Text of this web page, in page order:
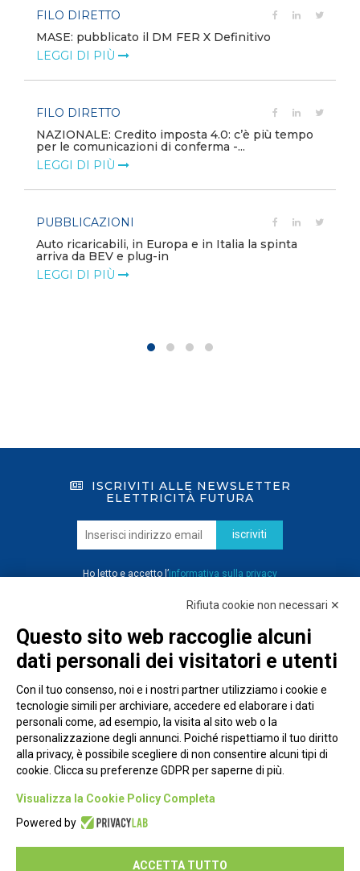
FILO DIRETTO
MASE: pubblicato il DM FER X Definitivo
LEGGI DI PIÙ
FILO DIRETTO
NAZIONALE: Credito imposta 4.0: c’è più tempo
per le comunicazioni di conferma -...
LEGGI DI PIÙ
PUBBLICAZIONI
Auto ricaricabili, in Europa e in Italia la spinta
arriva da BEV e plug-in
LEGGI DI PIÙ
ISCRIVITI ALLE NEWSLETTER
ELETTRICITÀ FUTURA
iscriviti
Ho letto e accetto l’informativa sulla privacy
Piazza Alessandria, 24 - 00198 Roma
Privacy Policy
Rifiuta cookie non necessari ✕
Questo sito web raccoglie alcuni
dati personali dei visitatori e utenti
Con il tuo consenso, noi e i nostri partner utilizziamo i cookie e
tecnologie simili per archiviare, accedere ed elaborare i dati
personali come, ad esempio, la visita al sito web o la
personalizzazione degli annunci. Poiché rispettiamo il tuo diritto
alla privacy, è possibile scegliere di non consentire alcuni tipi di
cookie. Clicca su preferenze GDPR per saperne di più.
Visualizza la Cookie Policy Completa
Powered by
ACCETTA TUTTO